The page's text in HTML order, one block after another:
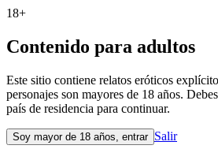
18+
Contenido para adultos
Este sitio contiene relatos eróticos
personajes son mayores de 18 años.
país de residencia para continuar.
Soy mayor de 18 años, entrar Salir